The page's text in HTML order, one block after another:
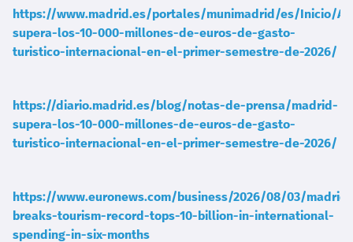
https://www.madrid.es/portales/munimadrid/es/Inicio/
supera-los-10-000-millones-de-euros-de-gasto-
turistico-internacional-en-el-primer-semestre-de-2026/
https://diario.madrid.es/blog/notas-de-prensa/madrid-
supera-los-10-000-millones-de-euros-de-gasto-
turistico-internacional-en-el-primer-semestre-de-2026/
https://www.euronews.com/business/2026/08/03/madrid-
breaks-tourism-record-tops-10-billion-in-international-
spending-in-six-months